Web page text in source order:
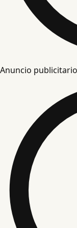
Anuncio publicitario